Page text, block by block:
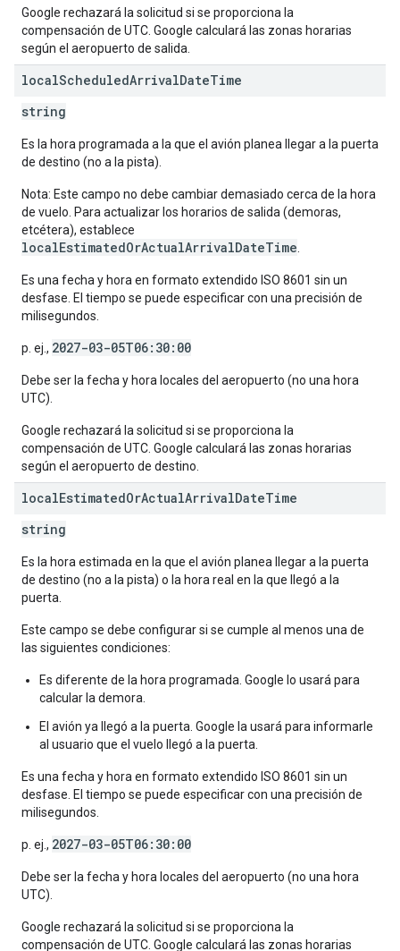
Google rechazará la solicitud si se proporciona la
compensación de UTC. Google calculará las zonas horarias
según el aeropuerto de salida.
localScheduledArrivalDateTime
string
Es la hora programada a la que el avión planea llegar a la puerta
de destino (no a la pista).
Nota: Este campo no debe cambiar demasiado cerca de la hora
de vuelo. Para actualizar los horarios de salida (demoras,
etcétera), establece
localEstimatedOrActualArrivalDateTime
Es una fecha y hora en formato extendido ISO 8601 sin un
desfase. El tiempo se puede especificar con una precisión de
milisegundos.
p. ej., 2027-03-05T06:30:00
Debe ser la fecha y hora locales del aeropuerto (no una hora
UTC).
Google rechazará la solicitud si se proporciona la
compensación de UTC. Google calculará las zonas horarias
según el aeropuerto de destino.
localEstimatedOrActualArrivalDateTime
string
Es la hora estimada en la que el avión planea llegar a la puerta
de destino (no a la pista) o la hora real en la que llegó a la
puerta.
Este campo se debe configurar si se cumple al menos una de
las siguientes condiciones:
Es diferente de la hora programada. Google lo usará para
calcular la demora.
El avión ya llegó a la puerta. Google la usará para informarle
al usuario que el vuelo llegó a la puerta.
Es una fecha y hora en formato extendido ISO 8601 sin un
desfase. El tiempo se puede especificar con una precisión de
milisegundos.
p. ej., 2027-03-05T06:30:00
Debe ser la fecha y hora locales del aeropuerto (no una hora
UTC).
Google rechazará la solicitud si se proporciona la
compensación de UTC. Google calculará las zonas horarias